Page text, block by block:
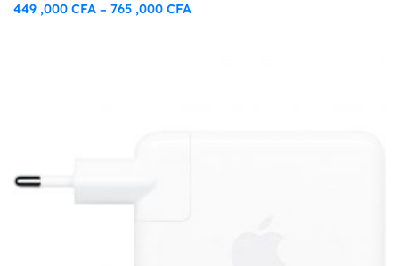
449 ,000 CFA – 765 ,000 CFA
Plage